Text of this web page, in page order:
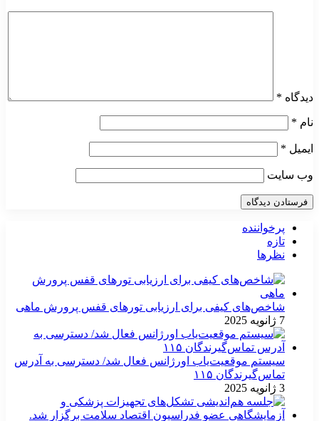
دیدگاه *
نام *
ایمیل *
وب‌ سایت
پرخواننده
تازه
نظرها
شاخص‌های کیفی برای ارزیابی تورهای قفس پرورش ماهی
7 ژانویه 2025
سیستم موقعیت‌یاب اورژانس فعال شد/ دسترسی به آدرس
تماس‌گیرندگان ۱۱۵
3 ژانویه 2025